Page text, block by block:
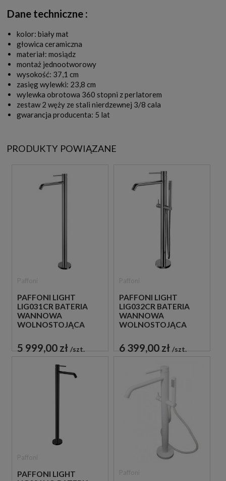
Dane techniczne :
kolor: biały mat
głowica ceramiczna
materiał: mosiądz
montaż jednootworowy
wysokość: 37,1 cm
zasięg wylewki: 23,8 cm
wylewka obrotowa 360 stopni z perlatorem
zestaw 2 węży ze stali nierdzewnej 3/8 cala
gwarancja producenta: 5 lat
PRODUKTY POWIĄZANE
PAFFONI LIGHT
LIG031CR BATERIA
WANNOWA
WOLNOSTOJĄCA
5 999,00 zł szt.
PAFFONI LIGHT
LIG032CR BATERIA
WANNOWA
WOLNOSTOJĄCA
6 399,00 zł szt.
PAFFONI LIGHT